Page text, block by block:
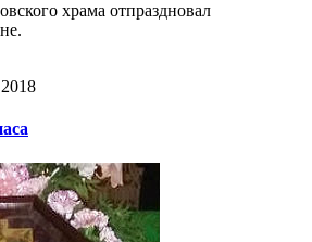
храма отпраздновал